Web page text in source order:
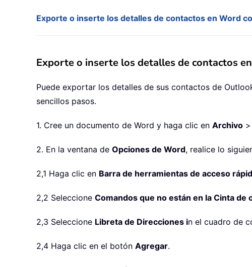
Exporte o inserte los detalles de contactos en Word
Exporte o inserte los detalles de contactos
Puede exportar los detalles de sus contactos de
sencillos pasos.
1. Cree un documento de Word y haga clic en Archivo >
2. En la ventana de Opciones de Word, realice lo
2,1 Haga clic en Barra de herramientas de acceso
2,2 Seleccione Comandos que no están en la Cinta de
2,3 Seleccione Libreta de Direcciones in el cuadro de
2,4 Haga clic en el botón Agregar.